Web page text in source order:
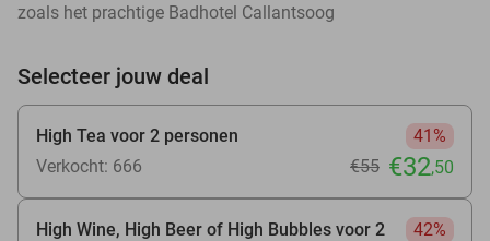
zoals het prachtige Badhotel Callantsoog
Selecteer jouw deal
High Tea voor 2 personen
41%
Verkocht: 666
€55 €32,50
High Wine, High Beer of High Bubbles voor 2
42%